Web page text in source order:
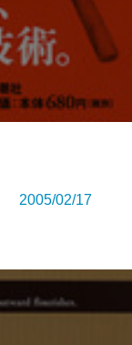
2005/02/17